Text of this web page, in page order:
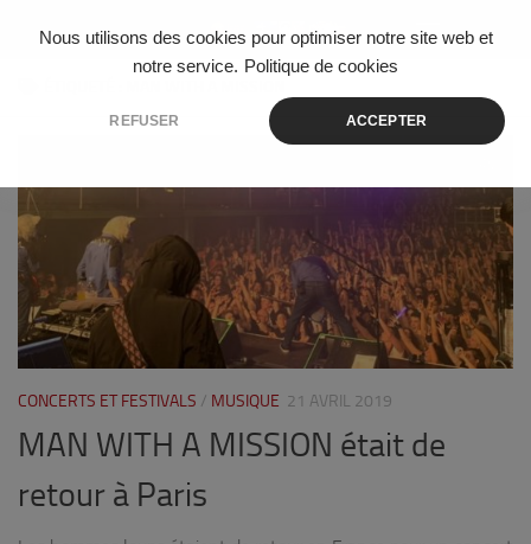
Nous utilisons des cookies pour optimiser notre site web et
notre service. Politique de cookies
REFUSER ACCEPTER
Skip to content
CONCERTS ET FESTIVALS / MUSIQUE 21 AVRIL 2019
MAN WITH A MISSION était de
retour à Paris